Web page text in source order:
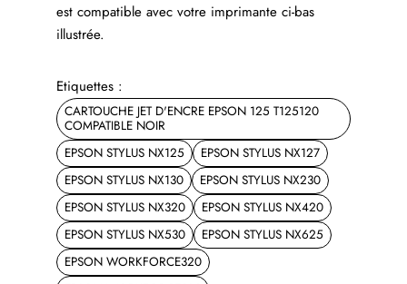
est compatible avec votre imprimante ci-bas
illustrée.
Etiquettes :
CARTOUCHE JET D'ENCRE EPSON 125 T125120
COMPATIBLE NOIR
EPSON STYLUS NX125
EPSON STYLUS NX127
EPSON STYLUS NX130
EPSON STYLUS NX230
EPSON STYLUS NX320
EPSON STYLUS NX420
EPSON STYLUS NX530
EPSON STYLUS NX625
EPSON WORKFORCE320